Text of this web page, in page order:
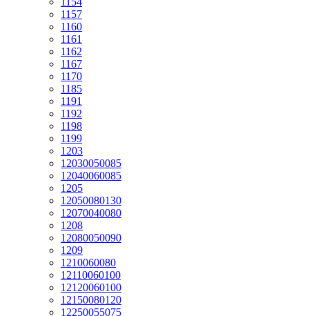
1157
1160
1161
1162
1167
1170
1185
1191
1192
1198
1199
1203
12030050085
12040060085
1205
12050080130
12070040080
1208
12080050090
1209
1210060080
12110060100
12120060100
12150080120
12250055075